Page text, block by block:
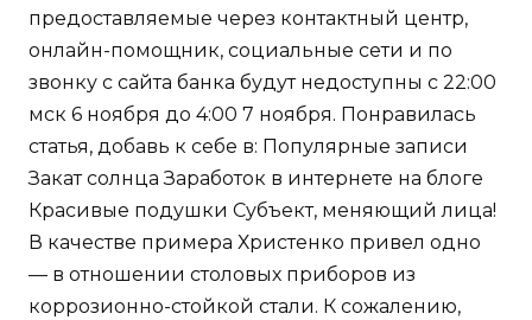
предоставляемые через контактный центр,
онлайн-помощник, социальные сети и по
звонку с сайта банка будут недоступны с 22:00
мск 6 ноября до 4:00 7 ноября. Понравилась
статья, добавь к себе в: Популярные записи
Закат солнца Заработок в интернете на блоге
Красивые подушки Субъект, меняющий лица!
В качестве примера Христенко привел одно
— в отношении столовых приборов из
коррозионно-стойкой стали. К сожалению,